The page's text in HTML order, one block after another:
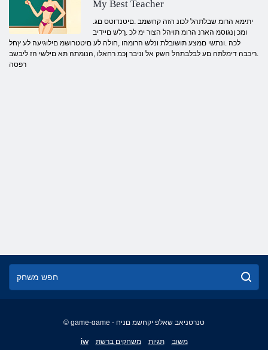
My Best Teacher
.יתימא הרומ שבלתהל לכונ הזה קחשמב .םיטנדוטס םג
ומכ ןנגוסמ הארנ הרומ תויהל הצור ימ לכ .ךלש םיידיב
לכה .ונתשי םמצע תושובלת ונלש הרומהו ,חולה לע םיטטרושמ םילוגיעה לע ץחל
.ריכבה דימלתה םע לבלבתהל השק אל וניבר ןכמ רחאלו ,הנומתה תא םילשי הז ליבשב
רפסה
© game-game - טנרטניאב שאלפ יקחשמ םניח
iw משחקים ברשת תגיות משוב